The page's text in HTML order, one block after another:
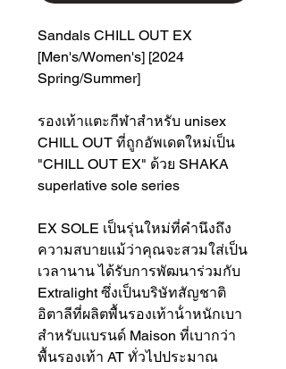
Sandals CHILL OUT EX
[Men's/Women's] [2024
Spring/Summer]
รองเท้าแตะกีฬาสำหรับ unisex
CHILL OUT ที่ถูกอัพเดตใหม่เป็น
"CHILL OUT EX" ด้วย SHAKA
superlative sole series
EX SOLE เป็นรุ่นใหม่ที่คำนึงถึง
ความสบายแม้ว่าคุณจะสวมใส่เป็น
เวลานาน ได้รับการพัฒนาร่วมกับ
Extralight ซึ่งเป็นบริษัทสัญชาติ
อิตาลีที่ผลิตพื้นรองเท้าน้ําหนักเบา
สําหรับแบรนด์ Maison ที่เบากว่า
พื้นรองเท้า AT ทั่วไปประมาณ